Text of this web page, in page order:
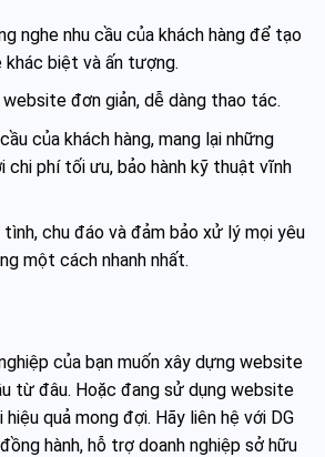
nghe nhu cầu của khách hàng để tạo
biệt và ấn tượng.
đơn giản, dễ dàng thao tác.
của khách hàng, mang lại những
chi phí tối ưu, bảo hành kỹ thuật vĩnh
chu đáo và đảm bảo xử lý mọi yêu
một cách nhanh nhất.
của bạn muốn xây dựng website
từ đâu. Hoặc đang sử dụng website
quả mong đợi. Hãy liên hệ với DG
hành, hỗ trợ doanh nghiệp sở hữu